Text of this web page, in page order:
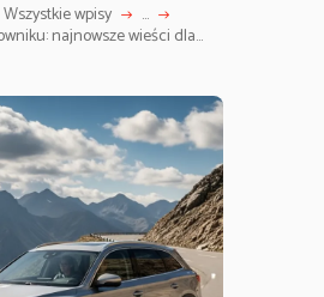
Wszystkie wpisy ...
najnowsze wieści dla...